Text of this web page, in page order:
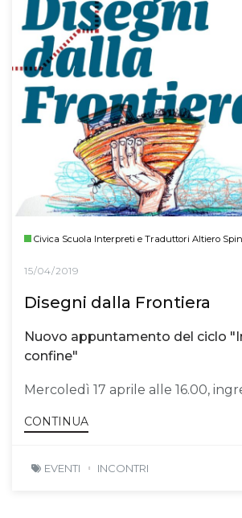
Civica Scuola Interpreti e Traduttori Altiero
15/04/2019
Disegni dalla Frontiera
Nuovo appuntamento del ciclo
confine"
Mercoledì 17 aprile alle 16.00,
CONTINUA
EVENTI INCONTRI